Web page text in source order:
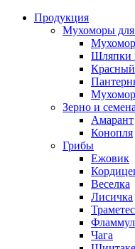
Продукция
Мухоморы
Шляпки
Мухомор
Зерно и семена
Амарант
Конопля
Грибы
Ежовик
Веселка
Лисичка
Траметес
Чага